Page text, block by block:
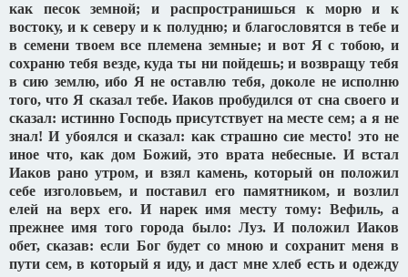
как песок земной; и распространишься к морю и к
востоку, и к северу и к полудню; и благословятся в тебе и
в семени твоем все племена земные; и вот Я с тобою, и
сохраню тебя везде, куда ты ни пойдешь; и возвращу тебя
в сию землю, ибо Я не оставлю тебя, доколе не исполню
того, что Я сказал тебе. Иаков пробудился от сна своего и
сказал: истинно Господь присутствует на месте сем; а я не
знал! И убоялся и сказал: как страшно сие место! это не
иное что, как дом Божий, это врата небесные. И встал
Иаков рано утром, и взял камень, который он положил
себе изголовьем, и поставил его памятником, и возлил
елей на верх его. И нарек имя месту тому: Вефиль, а
прежнее имя того города было: Луз. И положил Иаков
обет, сказав: если Бог будет со мною и сохранит меня в
пути сем, в который я иду, и даст мне хлеб есть и одежду